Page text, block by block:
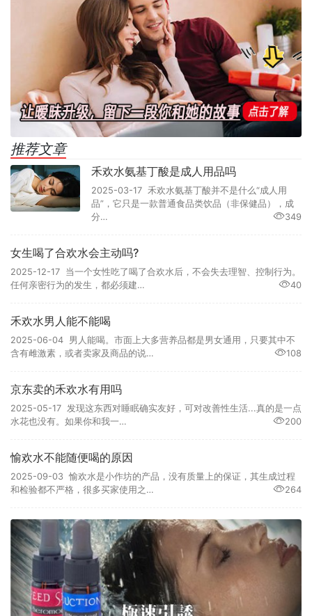
推荐文章
禾欢水氨基丁酸是成人用品吗
2025-03-17 禾欢水氨基丁酸并不是什么“成人用
品”，它只是一款普通食品类饮品（非保健品），成
分…
349
女生喝了合欢水会主动吗?
2025-12-17 当一个女性吃了喝了合欢水后，不会失去理智、控制行为。
任何亲密行为的发生，都必须建…
40
禾欢水男人能不能喝
2025-06-04 男人能喝。市面上大多营养品都是男女通用，只要其中不
含有雌激素，或者卖家及商品的说…
108
京东卖的禾欢水有用吗
2025-05-17 发现这东西对睡眠确实友好，可对改善性生活...真的是一点
水花也没有。如果你和我一…
200
愉欢水不能随便喝的原因
2025-09-03 愉欢水是小作坊的产品，没有质量上的保证，其生成过程
和检验都不严格，很多买家使用之…
264